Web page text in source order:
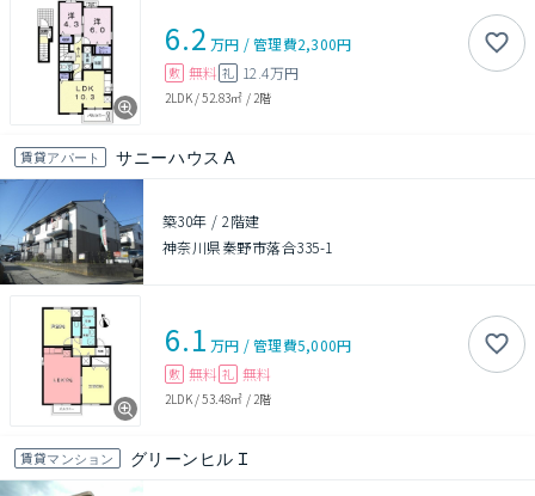
6.2 万円 /管理費2,300円
敷 無料 礼 12.4万円
2LDK/52.83㎡ / 2階
賃貸アパート サニーハウスＡ
築30年 /2階建
神奈川県秦野市落合335-1
6.1 万円 /管理費5,000円
敷 無料 礼 無料
2LDK/53.48㎡ / 2階
賃貸マンション グリーンヒルＩ